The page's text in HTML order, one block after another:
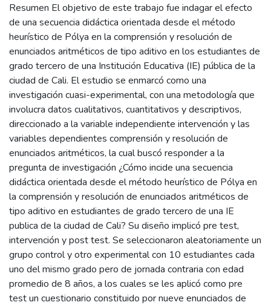
Resumen El objetivo de este trabajo fue indagar el efecto
de una secuencia didáctica orientada desde el método
heurístico de Pólya en la comprensión y resolución de
enunciados aritméticos de tipo aditivo en los estudiantes de
grado tercero de una Institución Educativa (IE) pública de la
ciudad de Cali. El estudio se enmarcó como una
investigación cuasi-experimental, con una metodología que
involucra datos cualitativos, cuantitativos y descriptivos,
direccionado a la variable independiente intervención y las
variables dependientes comprensión y resolución de
enunciados aritméticos, la cual buscó responder a la
pregunta de investigación ¿Cómo incide una secuencia
didáctica orientada desde el método heurístico de Pólya en
la comprensión y resolución de enunciados aritméticos de
tipo aditivo en estudiantes de grado tercero de una IE
publica de la ciudad de Cali? Su diseño implicó pre test,
intervención y post test. Se seleccionaron aleatoriamente un
grupo control y otro experimental con 10 estudiantes cada
uno del mismo grado pero de jornada contraria con edad
promedio de 8 años, a los cuales se les aplicó como pre
test un cuestionario constituido por nueve enunciados de